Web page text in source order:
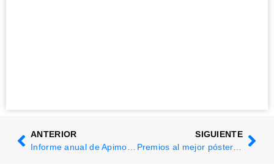
ANTERIOR
SIGUIENTE